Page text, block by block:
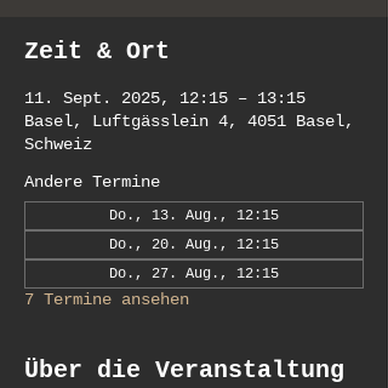
Zeit & Ort
11. Sept. 2025, 12:15 – 13:15
Basel, Luftgässlein 4, 4051 Basel,
Schweiz
Andere Termine
Do., 13. Aug., 12:15
Do., 20. Aug., 12:15
Do., 27. Aug., 12:15
7 Termine ansehen
Über die Veranstaltung